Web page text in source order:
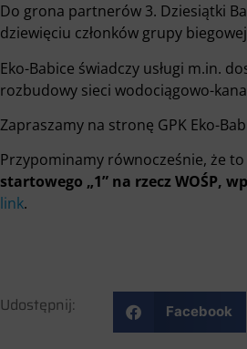
Do grona partnerów 3. Dziesiątki
dziewięciu członków grupy
Eko-Babice świadczy usługi m.in.
rozbudowy sieci wodociągowo-
Zapraszamy na stronę GPK Eko-
Przypominamy równocześnie, że to
startowego „1” na rzecz WOŚP,
link.
Udostępnij: Facebook